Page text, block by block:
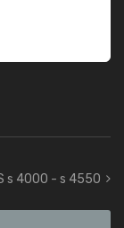
s 4000 - s 4550